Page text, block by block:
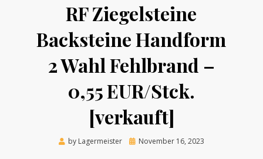
RF Ziegelsteine
Backsteine Handform
2 Wahl Fehlbrand –
0,55 EUR/Stck.
[verkauft]
by Lagermeister
Posted
November 16, 2023